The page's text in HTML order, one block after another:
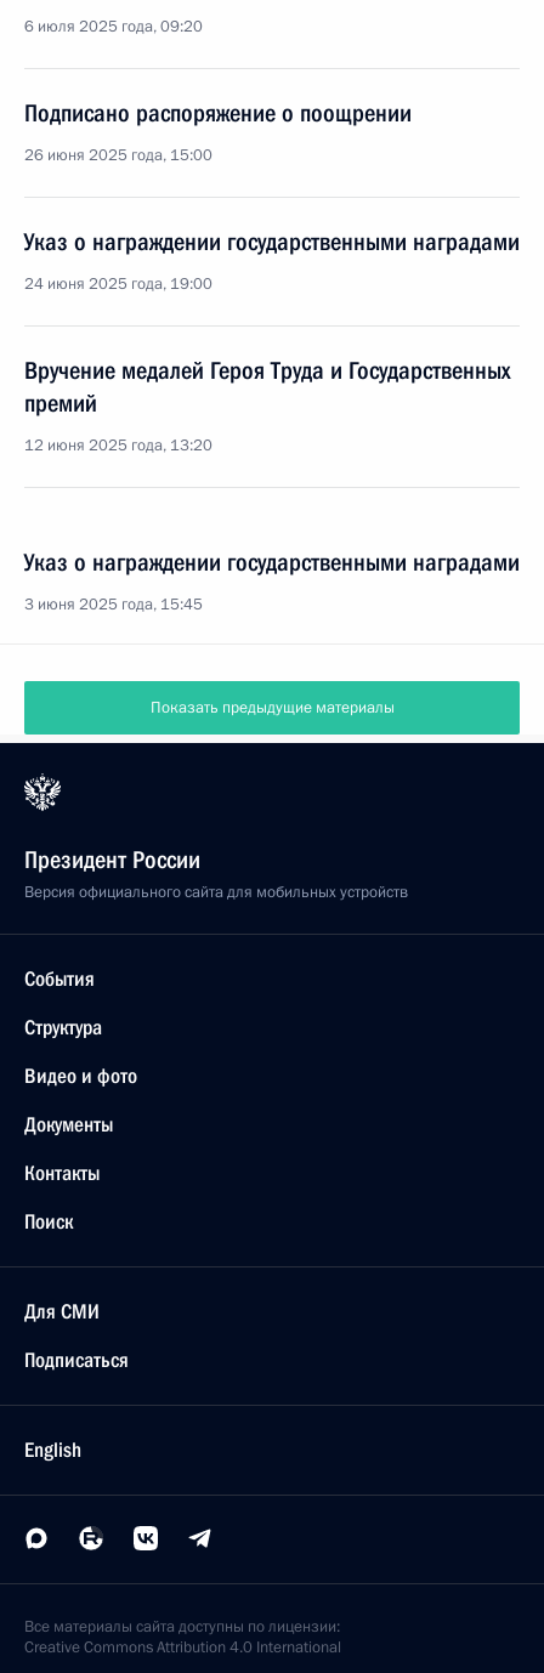
6 июля 2025 года, 09:20
Подписано распоряжение о поощрении
26 июня 2025 года, 15:00
Указ о награждении государственными наградами
24 июня 2025 года, 19:00
Вручение медалей Героя Труда и Государственных
премий
12 июня 2025 года, 13:20
Указ о награждении государственными наградами
3 июня 2025 года, 15:45
Показать предыдущие материалы
Президент России
Версия официального сайта для мобильных устройств
События
Структура
Видео и фото
Документы
Контакты
Поиск
Для СМИ
Подписаться
English
Все материалы сайта доступны по лицензии:
Creative Commons Attribution 4.0 International